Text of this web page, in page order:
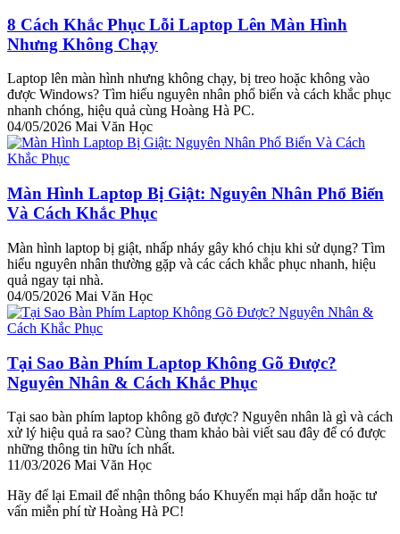
8 Cách Khắc Phục Lỗi Laptop Lên Màn Hình
Nhưng Không Chạy
Laptop lên màn hình nhưng không chạy, bị treo hoặc không vào
được Windows? Tìm hiểu nguyên nhân phổ biến và cách khắc phục
nhanh chóng, hiệu quả cùng Hoàng Hà PC.
04/05/2026 Mai Văn Học
Màn Hình Laptop Bị Giật: Nguyên Nhân Phổ Biến
Và Cách Khắc Phục
Màn hình laptop bị giật, nhấp nháy gây khó chịu khi sử dụng? Tìm
hiểu nguyên nhân thường gặp và các cách khắc phục nhanh, hiệu
quả ngay tại nhà.
04/05/2026 Mai Văn Học
Tại Sao Bàn Phím Laptop Không Gõ Được?
Nguyên Nhân & Cách Khắc Phục
Tại sao bàn phím laptop không gõ được? Nguyên nhân là gì và cách
xử lý hiệu quả ra sao? Cùng tham khảo bài viết sau đây để có được
những thông tin hữu ích nhất.
11/03/2026 Mai Văn Học
Hãy để lại Email để nhận thông báo Khuyến mại hấp dẫn hoặc tư
vấn miễn phí từ Hoàng Hà PC!